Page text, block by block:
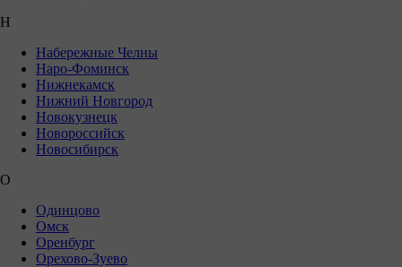
Н
Набережные Челны
Наро-Фоминск
Нижнекамск
Нижний Новгород
Новокузнецк
Новороссийск
Новосибирск
О
Одинцово
Омск
Оренбург
Орехово-Зуево